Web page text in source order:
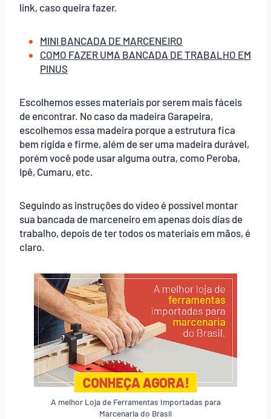
link, caso queira fazer.
MINI BANCADA DE MARCENEIRO
COMO FAZER UMA BANCADA DE TRABALHO EM
PINUS
Escolhemos esses materiais por serem mais fáceis
de encontrar. No caso da madeira Garapeira,
escolhemos essa madeira porque a estrutura fica
bem rígida e firme, além de ser uma madeira durável,
porém você pode usar alguma outra, como Peroba,
Ipê, Cumaru, etc.
Seguindo as instruções do vídeo é possível montar
sua bancada de marceneiro em apenas dois dias de
trabalho, depois de ter todos os materiais em mãos, é
claro.
A melhor Loja de Ferramentas Importadas para
Marcenaria do Brasil